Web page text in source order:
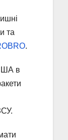
та
.
в